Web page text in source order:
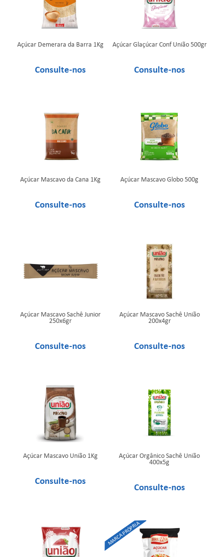
Açúcar Demerara da Barra 1Kg Açúcar Glaçúcar Conf União 500gr
Açúcar Mascavo da Cana 1Kg Açúcar Mascavo Globo 500g
Açúcar Mascavo Sachê Junior
250x6gr
Açúcar Mascavo Sachê União
200x4gr
Açúcar Mascavo União 1Kg Açúcar Orgânico Sachê União
400x5g